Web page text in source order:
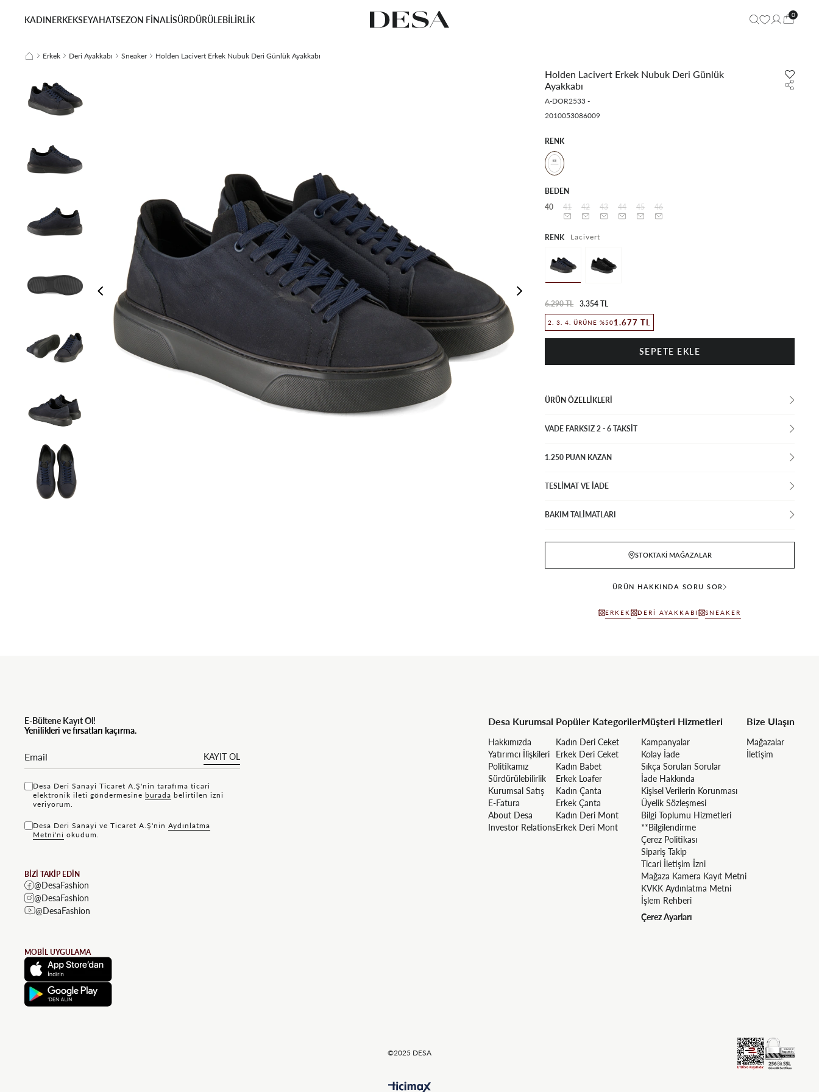
KADINERKEKSEYAHATSEZON FİNALİSÜRDÜRÜLEBİLİRLİK 0
Erkek Deri Ayakkabı Sneaker Holden Lacivert Erkek Nubuk Deri Günlük Ayakkabı
Holden Lacivert Erkek Nubuk Deri Günlük
Ayakkabı
A-DOR2533 -
2010053086009
RENK
BEDEN
40
41 42 43 44 45 46
RENK Lacivert
6.290 TL 3.354 TL
2. 3. 4. ÜRÜNE %501.677 TL
ÜRÜN ÖZELLIKLERI
VADE FARKSIZ 2 - 6 TAKSIT
1.250 PUAN KAZAN
TESLİMAT VE İADE
BAKIM TALİMATLARI
STOKTAKI MAĞAZALAR
ÜRÜN HAKKINDA SORU SOR
ERKEK DERI AYAKKABI SNEAKER
E-Bültene Kayıt Ol!
Yenilikleri ve fırsatları kaçırma.
KAYIT OL
Desa Deri Sanayi Ticaret A.Ş'nin tarafıma ticari
elektronik ileti göndermesine bu rada belirtilen izni
veriyorum.
Desa Deri Sanayi ve Ticaret A.Ş'nin Aydınlatma
Metni'ni okudum.
BİZİ TAKİP EDİN
@DesaFashion
@DesaFashion
@DesaFashion
MOBİL UYGULAMA
Desa Kurumsal
Hakkımızda
Yatırımcı İlişkileri
Politikamız
Sürdürülebilirlik
Kurumsal Satış
E-Fatura
About Desa
Investor Relations
Popüler Kategoriler
Kadın Deri Ceket
Erkek Deri Ceket
Kadın Babet
Erkek Loafer
Kadın Çanta
Erkek Çanta
Kadın Deri Mont
Erkek Deri Mont
Müşteri Hizmetleri
Kampanyalar
Kolay İade
Sıkça Sorulan Sorular
İade Hakkında
Kişisel Verilerin Korunması
Üyelik Sözleşmesi
Bilgi Toplumu Hizmetleri
**Bilgilendirme
Çerez Politikası
Sipariş Takip
Ticari İletişim İzni
Mağaza Kamera Kayıt Metni
KVKK Aydınlatma Metni
İşlem Rehberi
Çerez Ayarları
Bize Ulaşın
Mağazalar
İletişim
©2025 DESA